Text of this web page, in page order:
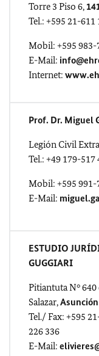
Torre 3 Piso 6,
Tel.: +595 21-611
Mobil: +595 983-
E-Mail:
Internet:
Prof. Dr. Miguel
Legión Civil
Tel.: +49 179-517
Mobil: +595 991-
E-Mail:
ESTUDIO
GUGGIARI
Pitiantuta N° 640
Salazar,Asunción
Tel./Fax: +595
226 336
E-Mail: